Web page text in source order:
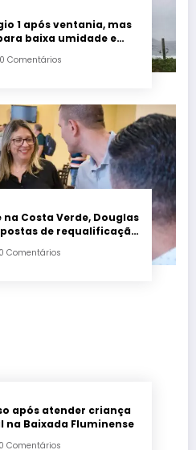
1 após ventania, mas
baixa umidade e
0 Comentários
na Costa Verde, Douglas
de requalificação
0 Comentários
após atender criança
Baixada Fluminense
0 Comentários